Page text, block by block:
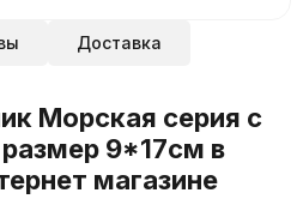
Доставка
Морская серия с
9*17см в
магазине